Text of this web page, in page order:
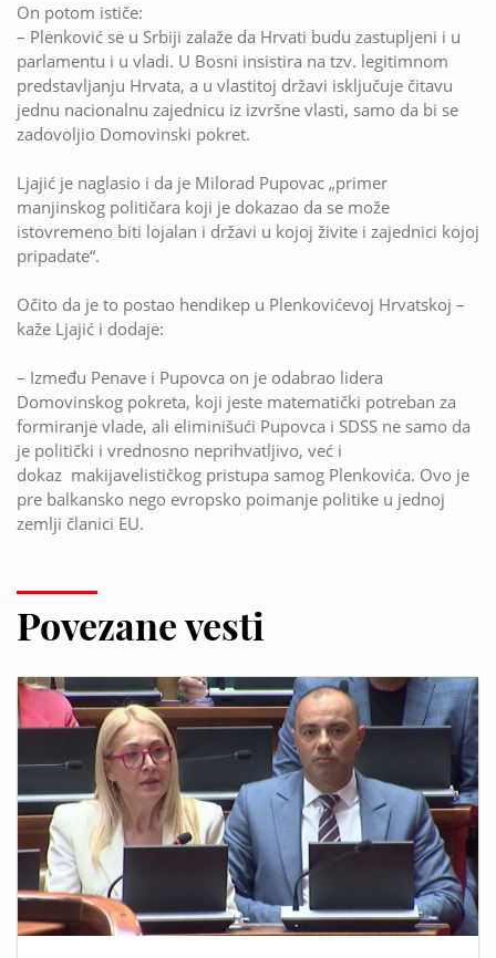
On potom ističe:
– Plenković se u Srbiji zalaže da Hrvati budu zastupljeni i u
parlamentu i u vladi. U Bosni insistira na tzv. legitimnom
predstavljanju Hrvata, a u vlastitoj državi isključuje čitavu
jednu nacionalnu zajednicu iz izvršne vlasti, samo da bi se
zadovoljio Domovinski pokret.
Ljajić je naglasio i da je Milorad Pupovac „primer
manjinskog političara koji je dokazao da se može
istovremeno biti lojalan i državi u kojoj živite i zajednici kojoj
pripadate“.
Očito da je to postao hendikep u Plenkovićevoj Hrvatskoj –
kaže Ljajić i dodaje:
– Između Penave i Pupovca on je odabrao lidera
Domovinskog pokreta, koji jeste matematički potreban za
formiranje vlade, ali eliminišući Pupovca i SDSS ne samo da
je politički i vrednosno neprihvatljivo, već i
dokaz makijavelističkog pristupa samog Plenkovića. Ovo je
pre balkansko nego evropsko poimanje politike u jednoj
zemlji članici EU.
Povezane vesti